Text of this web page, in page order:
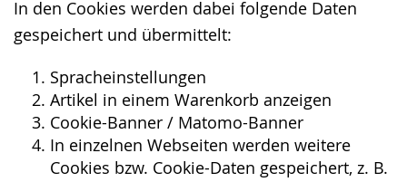
In den Cookies werden dabei folgende Daten
gespeichert und übermittelt:
Spracheinstellungen
Artikel in einem Warenkorb anzeigen
Cookie-Banner / Matomo-Banner
In einzelnen Webseiten werden weitere
Cookies bzw. Cookie-Daten gespeichert, z. B.